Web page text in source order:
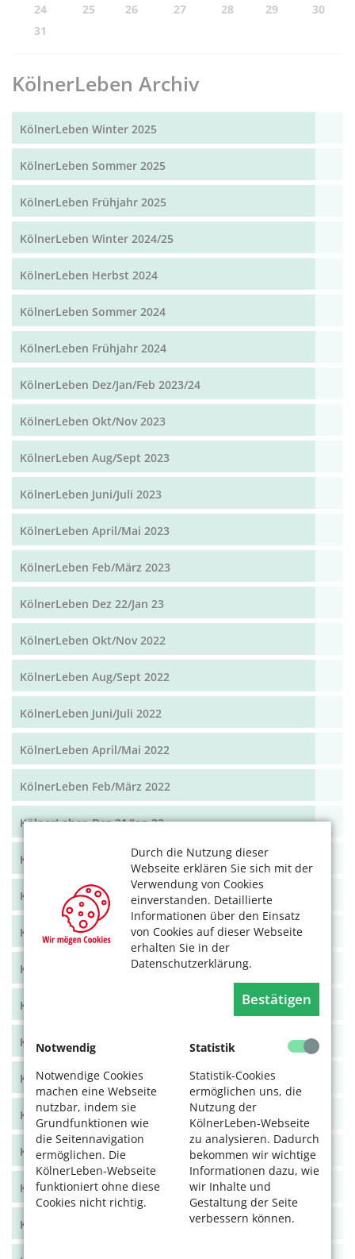
Durch die Nutzung dieser
Webseite erklären Sie sich mit der
Verwendung von Cookies
einverstanden. Detaillierte
Informationen über den Einsatz
von Cookies auf dieser Webseite
erhalten Sie in der
Datenschutzerklärung.
Bestätigen
Notwendig
Notwendige Cookies
machen eine Webseite
nutzbar, indem sie
Grundfunktionen wie
die Seitennavigation
ermöglichen. Die
KölnerLeben-Webseite
funktioniert ohne diese
Cookies nicht richtig.
Statistik
Statistik-Cookies
ermöglichen uns, die
Nutzung der
KölnerLeben-Webseite
zu analysieren. Dadurch
bekommen wir wichtige
Informationen dazu, wie
wir Inhalte und
Gestaltung der Seite
verbessern können.
24
25 26 27 28 29
30
31
KölnerLeben Archiv
KölnerLeben Winter 2025
KölnerLeben Sommer 2025
KölnerLeben Frühjahr 2025
KölnerLeben Winter 2024/25
KölnerLeben Herbst 2024
KölnerLeben Sommer 2024
KölnerLeben Frühjahr 2024
KölnerLeben Dez/Jan/Feb 2023/24
KölnerLeben Okt/Nov 2023
KölnerLeben Aug/Sept 2023
KölnerLeben Juni/Juli 2023
KölnerLeben April/Mai 2023
KölnerLeben Feb/März 2023
KölnerLeben Dez 22/Jan 23
KölnerLeben Okt/Nov 2022
KölnerLeben Aug/Sept 2022
KölnerLeben Juni/Juli 2022
KölnerLeben April/Mai 2022
KölnerLeben Feb/März 2022
KölnerLeben Dez 21/Jan 22
KölnerLeben Okt/Nov 2021
KölnerLeben Aug/Sept 2021
KölnerLeben Juni/Juli 2021
KölnerLeben April/Mai 2021
KölnerLeben Feb/März 2021
KölnerLeben Dez 20/Jan 21
KölnerLeben Okt/Nov 2020
KölnerLeben Aug/Sept 2020
KölnerLeben Juni/Juli 2020
KölnerLeben April/Mai 2020
KölnerLeben Feb/März 2020